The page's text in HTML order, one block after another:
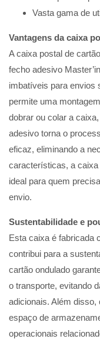
Vasta gama de
Vantagens da caixa
A caixa postal de
fecho adesivo
imbatíveis para envios
permite uma
dobrar ou colar a
adesivo torna o
eficaz, eliminando a
características, a
ideal para quem
envio.
Sustentabilidade e
Esta caixa é fabricada
contribui para a
cartão ondulado
o transporte, evitando
adicionais. Além
espaço de
operacionais